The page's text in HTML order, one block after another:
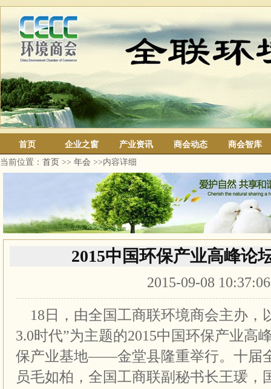
首页 企业之窗 产业资讯 商会动态
商会智库
当前位置： 首页 >> 年会 >>内容详细
2015中国环保产业高峰论
2015-09-08
18日，由全国工商联环境商会主办，
3.0时代”为主题的2015中国环保产业高
保产业基地——金堂县隆重举行。十届
员毛如柏，全国工商联副秘书长王瑗，